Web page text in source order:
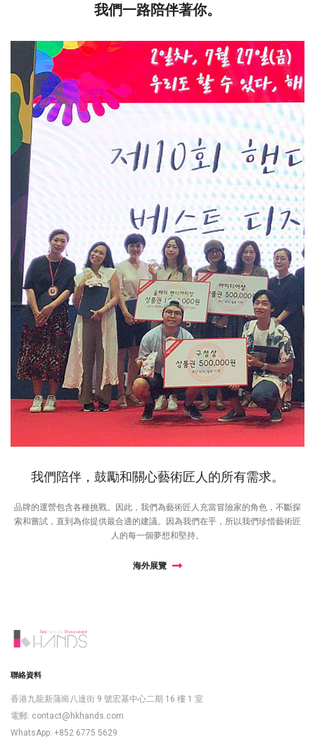
我們一路陪伴著你。
我們陪伴，鼓勵和關心藝術匠人的所有需求。
品牌的運營包含各種挑戰。因此，我們為藝術匠人充當冒險家的角色，不斷探
索和嘗試，直到為你提供最合適的建議。因為我們在乎，所以我們珍惜藝術匠
人的每一個夢想和堅持。
海外展覽
聯絡資料
香港九龍新蒲崗八達街 9 號宏基中心二期 16 樓 1 室
電郵: contact@hkhands.com
WhatsApp: +852 6775 5629